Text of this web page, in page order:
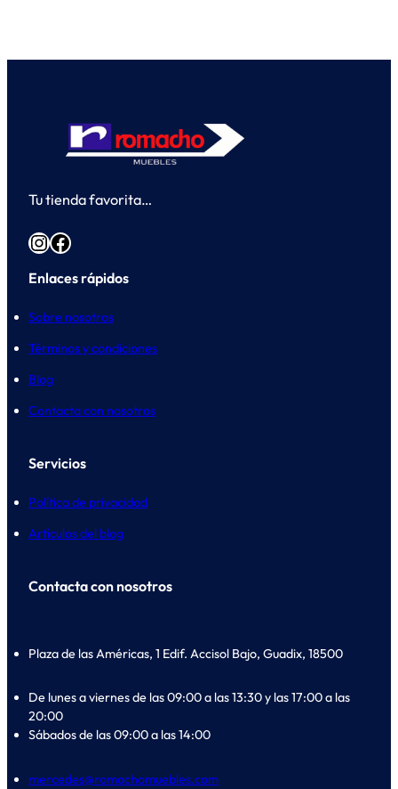
Tu tienda favorita…
InstagramFacebook
Enlaces rápidos
Sobre nosotros
Términos y condiciones
Blog
Contacta con nosotros
Servicios
Política de privacidad
Artículos del blog
Contacta con nosotros
Plaza de las Américas, 1 Edif. Accisol Bajo, Guadix, 18500
De lunes a viernes de las 09:00 a las 13:30 y las 17:00 a las
20:00
Sábados de las 09:00 a las 14:00
mercedes@romachomuebles.com